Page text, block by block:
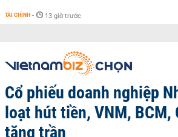
TÀI CHÍNH - 13 giờ trước
Cổ phiếu doanh nghiệp
loạt hút tiền, VNM, BCM,
tăng trần